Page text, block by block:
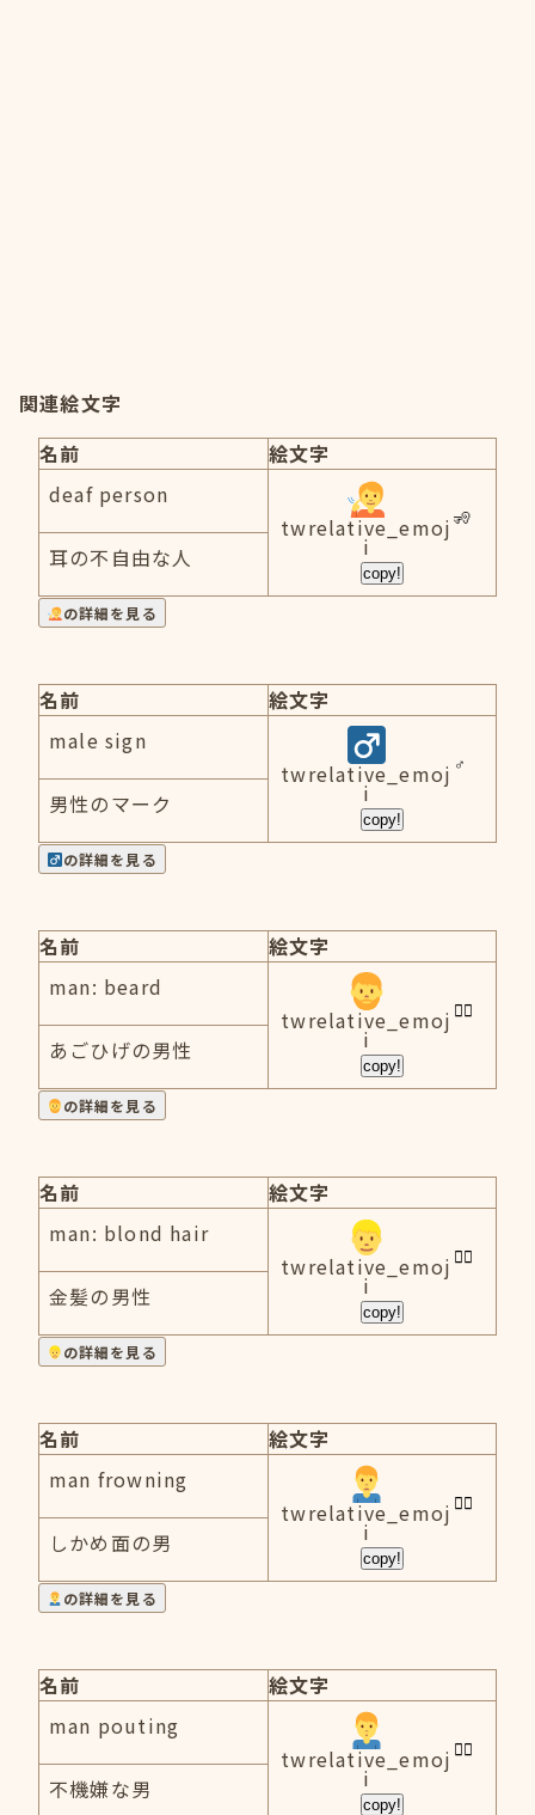
関連絵文字
名前
絵文字
deaf person
twrelative_emoj
i
copy!
耳の不自由な人
の詳細を見る
名前
絵文字
male sign
twrelative_emoj
i
copy!
男性のマーク
の詳細を見る
名前
絵文字
man: beard
twrelative_emoj
i
copy!
あごひげの男性
の詳細を見る
名前
絵文字
man: blond hair
twrelative_emoj
i
copy!
金髪の男性
の詳細を見る
名前
絵文字
man frowning
twrelative_emoj
i
copy!
しかめ面の男
の詳細を見る
名前
絵文字
man pouting
twrelative_emoj
i
copy!
不機嫌な男